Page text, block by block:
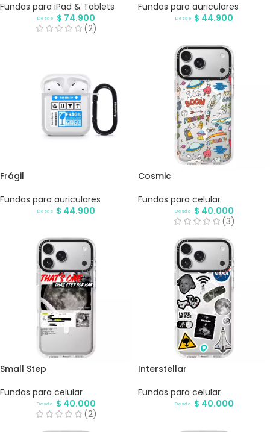
Fundas para iPad & Tablets
Desde $ 74.900
(2)
Fundas para auriculares
Desde $ 44.900
Frágil
Fundas para auriculares
Desde $ 44.900
Cosmic
Fundas para celular
Desde $ 40.000
(3)
Small Step
Fundas para celular
Desde $ 40.000
(2)
Interstellar
Fundas para celular
Desde $ 40.000